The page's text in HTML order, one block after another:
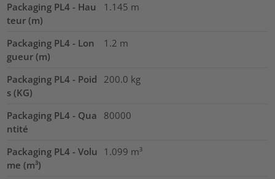
Packaging PL4 - Hau
teur (m)
1.145 m
Packaging PL4 - Lon
gueur (m)
1.2 m
Packaging PL4 - Poid
s (KG)
200.0 kg
Packaging PL4 - Qua
ntité
80000
Packaging PL4 - Volu
me (m³)
1.099 m³